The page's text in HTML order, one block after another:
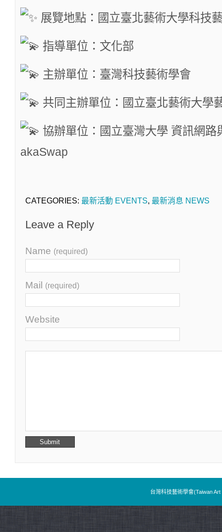
展覽地點：國立臺北藝術大學科技
指導單位：文化部
主辦單位：臺灣科技藝術學會
共同主辦單位：國立臺北藝術大學
協辦單位：國立臺灣大學 資訊網路
akaSwap
CATEGORIES: 最新活動 EVENTS, 最新消息 NEWS
Leave a Reply
Name (required)
Mail (required)
Website
台灣科技藝術學會(Taiwan